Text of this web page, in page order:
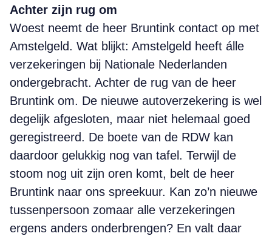
Achter zijn rug om
Woest neemt de heer Bruntink contact op met
Amstelgeld. Wat blijkt: Amstelgeld heeft álle
verzekeringen bij Nationale Nederlanden
ondergebracht. Achter de rug van de heer
Bruntink om. De nieuwe autoverzekering is wel
degelijk afgesloten, maar niet helemaal goed
geregistreerd. De boete van de RDW kan
daardoor gelukkig nog van tafel. Terwijl de
stoom nog uit zijn oren komt, belt de heer
Bruntink naar ons spreekuur. Kan zo’n nieuwe
tussenpersoon zomaar alle verzekeringen
ergens anders onderbrengen? En valt daar